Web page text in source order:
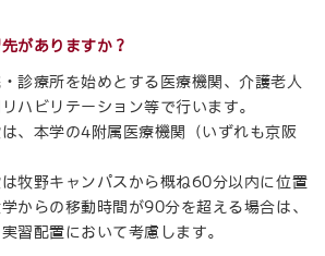
がありますか？
診療所を始めとする医療機関、介護老人
ハビリテーション等で行います。
、本学の4附属医療機関（いずれも京阪
牧野キャンパスから概ね60分以内に位置
からの移動時間が90分を超える場合は、
習配置において考慮します。